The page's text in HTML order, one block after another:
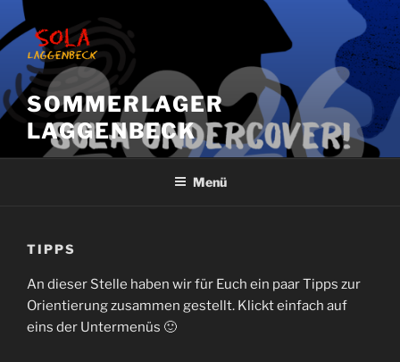
Zum
Inhalt
springen
SOMMERLAGER
LAGGENBECK
Menü
TIPPS
An dieser Stelle haben wir für Euch ein paar Tipps zur
Orientierung zusammen gestellt. Klickt einfach auf
eins der Untermenüs 🙂